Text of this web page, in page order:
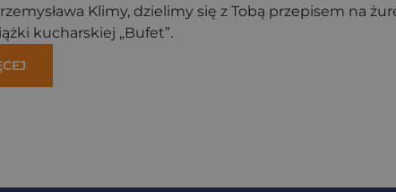
Klimy, dzielimy się z Tobą przepisem na
kucharskiej „Bufet”.